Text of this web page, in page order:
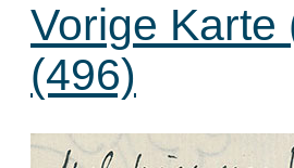
Vorige Karte
(496)